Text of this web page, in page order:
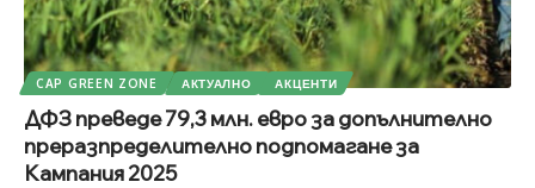
CAP GREEN ZONE АКТУАЛНО АКЦЕНТИ
ДФЗ преведе 79,3 млн. евро за допълнително
преразпределително подпомагане за
Кампания 2025